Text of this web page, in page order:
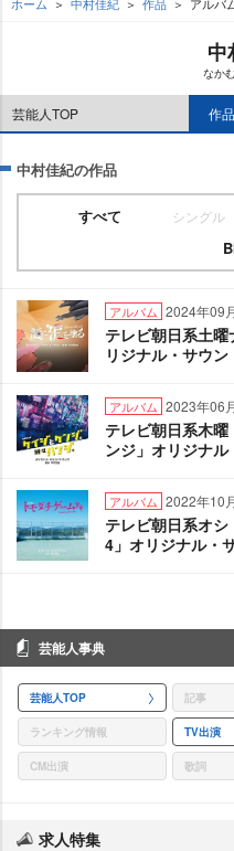
中
なか
芸能人TOP 作品
中村佳紀の作品
すべて シングル
アルバム 2024年09
テレビ朝日系土
リジナル・サウン
アルバム 2023年06
テレビ朝日系木
ンジ」オリジナ
アルバム 2022年10
テレビ朝日系オ
4」オリジナル・
芸能人事典
芸能人TOP 記事
ランキング情報 TV出演
CM出演 歌詞
求人特集